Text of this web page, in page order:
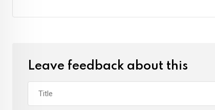
Leave feedback about this